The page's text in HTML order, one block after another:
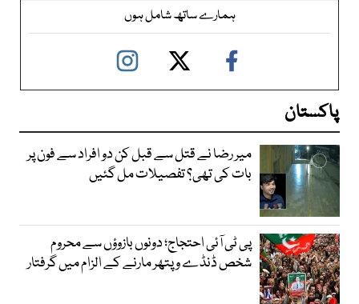
ہمارے ساتھ شامل ہوں
پاکستان
میر رضا نے قتل سے قبل کن دو افراد سے فون پر
بات کی تھی؟ تفصیلات مل گئیں
پی ٹی آئی احتجاج؛ دونوں بازوؤں سے محروم
شخص ڈنڈے و پتھر مارنے کے الزام میں گرفتار